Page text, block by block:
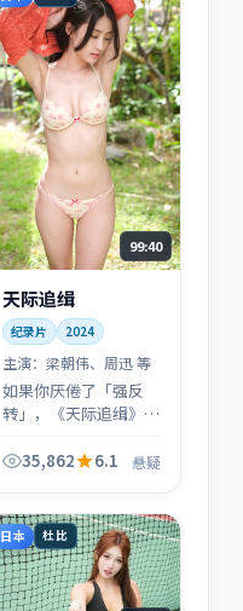
99:40
天际追缉
纪录片 2024
主演： 梁朝伟、周迅 等
如果你厌倦了「强反
转」，《天际追缉》会
在悬疑框架里慢慢失重
35,862 6.1 悬疑
日本 杜比